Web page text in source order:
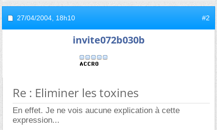
27/04/2004, 18h10 #2
invite072b030b
Re : Eliminer les toxines
En effet. Je ne vois aucune explication à cette
expression...